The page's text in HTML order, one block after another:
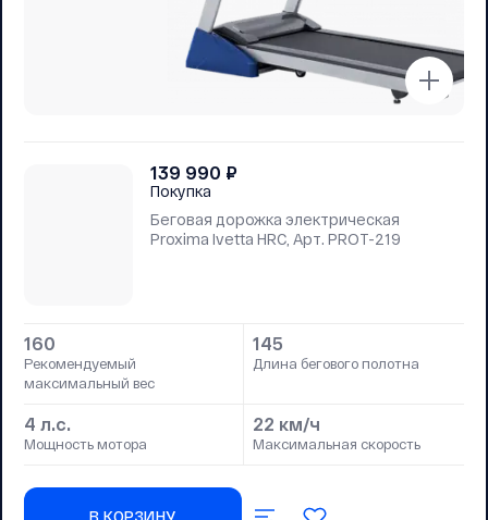
139 990 ₽
Покупка
Беговая дорожка электрическая
Proxima Ivetta HRC, Арт. PROT-219
160
Рекомендуемый
максимальный вес
145
Длина бегового полотна
4 л.с.
Мощность мотора
22 км/ч
Максимальная скорость
В КОРЗИНУ